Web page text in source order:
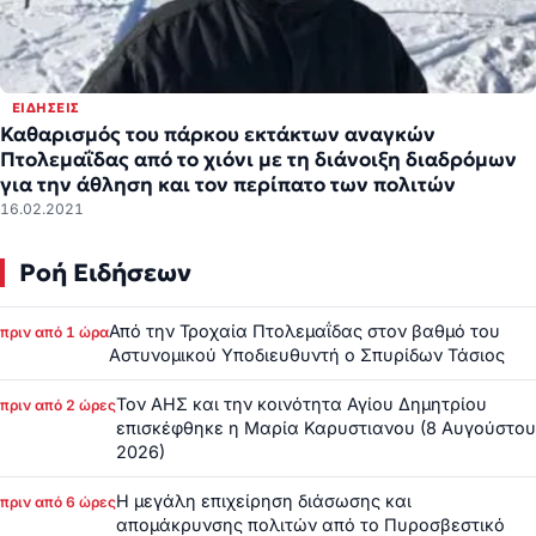
ΕΙΔΉΣΕΙΣ
Καθαρισμός του πάρκου εκτάκτων αναγκών
Πτολεμαΐδας από το χιόνι με τη διάνοιξη διαδρόμων
για την άθληση και τον περίπατο των πολιτών
16.02.2021
Ροή Ειδήσεων
πριν από 1 ώραΑπό την Τροχαία Πτολεμαΐδας στον βαθμό του
Αστυνομικού Υποδιευθυντή ο Σπυρίδων Τάσιος
πριν από 2 ώρεςΤον ΑΗΣ και την κοινότητα Αγίου Δημητρίου
επισκέφθηκε η Μαρία Καρυστιανου (8 Αυγούστου
2026)
πριν από 6 ώρεςΗ μεγάλη επιχείρηση διάσωσης και
απομάκρυνσης πολιτών από το Πυροσβεστικό